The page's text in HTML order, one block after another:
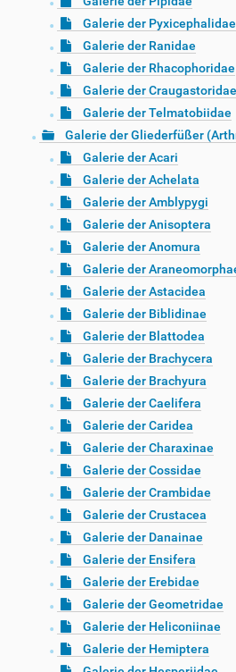
Galerie der Pyxicephalidae
Galerie der Ranidae
Galerie der Rhacophoridae
Galerie der Craugastoridae
Galerie der Telmatobiidae
Galerie der Gliederfüßer
Galerie der Acari
Galerie der Achelata
Galerie der Amblypygi
Galerie der Anisoptera
Galerie der Anomura
Galerie der
Galerie der Astacidea
Galerie der Biblidinae
Galerie der Blattodea
Galerie der Brachycera
Galerie der Brachyura
Galerie der Caelifera
Galerie der Caridea
Galerie der Charaxinae
Galerie der Cossidae
Galerie der Crambidae
Galerie der Crustacea
Galerie der Danainae
Galerie der Ensifera
Galerie der Erebidae
Galerie der Geometridae
Galerie der Heliconiinae
Galerie der Hemiptera